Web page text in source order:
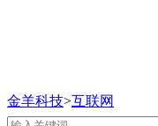
金羊科技>互联网